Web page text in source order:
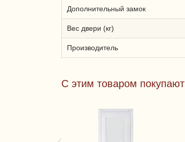
Дополнительный замок
Вес двери (кг)
Производитель
С этим товаром покупают